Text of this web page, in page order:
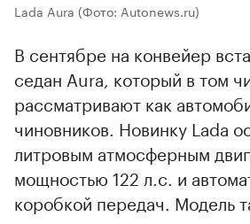
Lada Aura (Фото: Autonews.ru)
В сентябре на конвейер
седан Aura, который в том
рассматривают как
чиновников. Новинку Lada
литровым атмосферным
мощностью 122 л.с. и
коробкой передач. Модель